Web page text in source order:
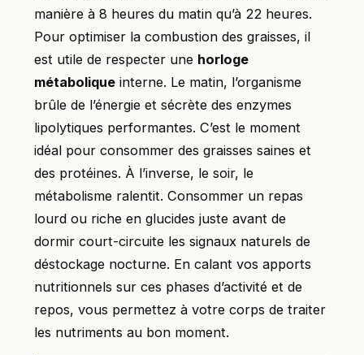
manière à 8 heures du matin qu’à 22 heures.
Pour optimiser la combustion des graisses, il
est utile de respecter une horloge
métabolique interne. Le matin, l’organisme
brûle de l’énergie et sécrète des enzymes
lipolytiques performantes. C’est le moment
idéal pour consommer des graisses saines et
des protéines. À l’inverse, le soir, le
métabolisme ralentit. Consommer un repas
lourd ou riche en glucides juste avant de
dormir court-circuite les signaux naturels de
déstockage nocturne. En calant vos apports
nutritionnels sur ces phases d’activité et de
repos, vous permettez à votre corps de traiter
les nutriments au bon moment.